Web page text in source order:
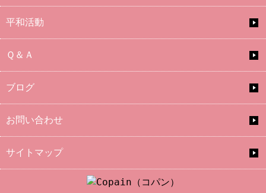
平和活動
Ｑ＆Ａ
ブログ
お問い合わせ
サイトマップ